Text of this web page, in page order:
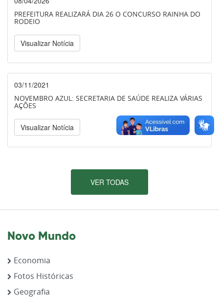
PREFEITURA REALIZARÁ DIA 26 O CONCURSO RAINHA DO
RODEIO
Visualizar Notícia
03/11/2021
NOVEMBRO AZUL: SECRETARIA DE SAÚDE REALIZA VÁRIAS
AÇÕES
Visualizar Notícia
VER TODAS
Novo Mundo
Economia
Fotos Históricas
Geografia